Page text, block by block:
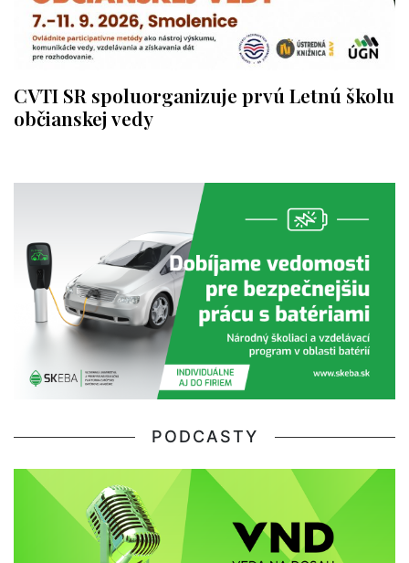
CVTI SR spoluorganizuje prvú Letnú školu
občianskej vedy
PODCASTY